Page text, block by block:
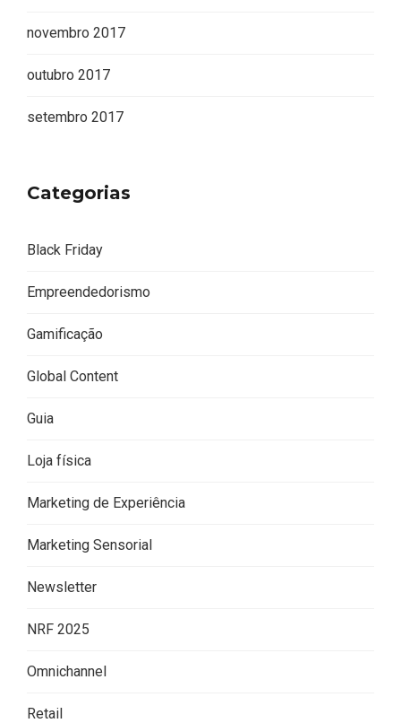
novembro 2017
outubro 2017
setembro 2017
Categorias
Black Friday
Empreendedorismo
Gamificação
Global Content
Guia
Loja física
Marketing de Experiência
Marketing Sensorial
Newsletter
NRF 2025
Omnichannel
Retail
Editor Picks